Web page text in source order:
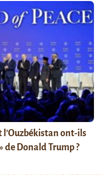
l’Ouzbékistan ont-ils
de Donald Trump ?